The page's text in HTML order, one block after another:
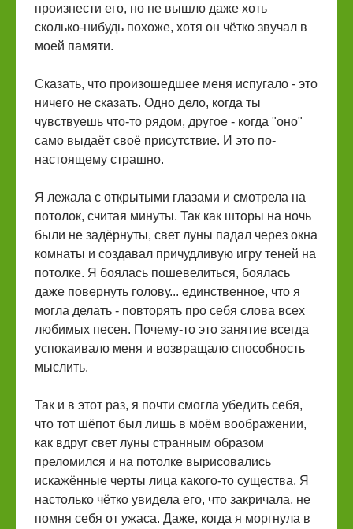
произнести его, но не вышло даже хоть
сколько-нибудь похоже, хотя он чётко звучал в
моей памяти.
Сказать, что произошедшее меня испугало - это
ничего не сказать. Одно дело, когда ты
чувствуешь что-то рядом, другое - когда "оно"
само выдаёт своё присутствие. И это по-
настоящему страшно.
Я лежала с открытыми глазами и смотрела на
потолок, считая минуты. Так как шторы на ночь
были не задёрнуты, свет луны падал через окна
комнаты и создавал причудливую игру теней на
потолке. Я боялась пошевелиться, боялась
даже повернуть голову... единственное, что я
могла делать - повторять про себя слова всех
любимых песен. Почему-то это занятие всегда
успокаивало меня и возвращало способность
мыслить.
Так и в этот раз, я почти смогла убедить себя,
что тот шёпот был лишь в моём воображении,
как вдруг свет луны странным образом
преломился и на потолке вырисовались
искажённые черты лица какого-то существа. Я
настолько чётко увидела его, что закричала, не
помня себя от ужаса. Даже, когда я моргнула в